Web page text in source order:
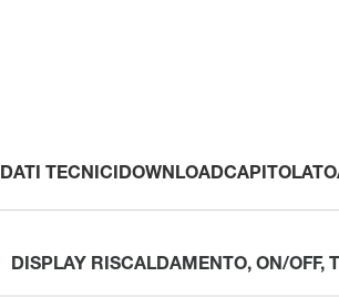
DATI TECNICIDOWNLOADCAPITOLATO
DISPLAY RISCALDAMENTO, ON/OFF,